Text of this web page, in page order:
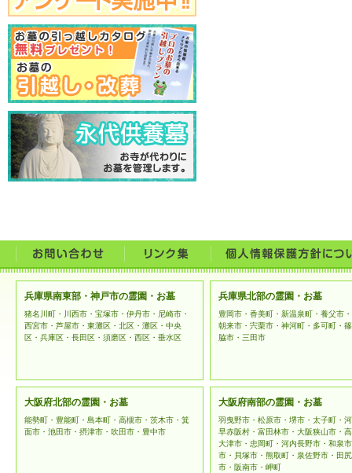
兵庫県南東部・神戸市の霊園・お墓
猪名川町・川西市・宝塚市・伊丹市・尼崎市・
西宮市・芦屋市・東灘区・北区・灘区・中央
区・兵庫区・長田区・須磨区・西区・垂水区
兵庫県北部の霊園・お墓
豊岡市・香美町・新温泉町・養父市
朝来市・宍栗市・神河町・多可町・
脇市・三田市
大阪府北部の霊園・お墓
能勢町・豊能町・島本町・高槻市・茨木市・箕
面市・池田市・摂津市・吹田市・豊中市
大阪府南部の霊園・お墓
羽曳野市・松原市・堺市・太子町・
早赤阪村・富田林市・大阪狭山市・
大津市・忠岡町・河内長野市・和泉
市・貝塚市・熊取町・泉佐野市・田
市・阪南市・岬町